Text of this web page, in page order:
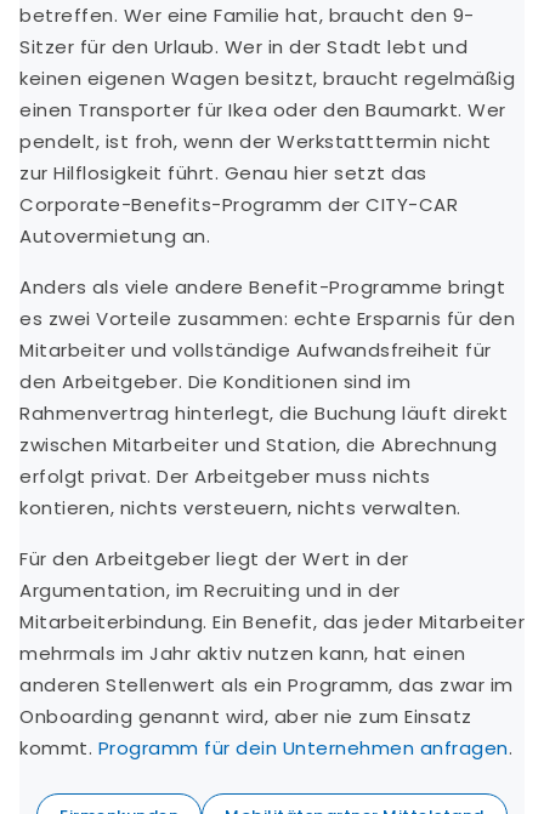
betreffen. Wer eine Familie hat, braucht den 9-
Sitzer für den Urlaub. Wer in der Stadt lebt und
keinen eigenen Wagen besitzt, braucht regelmäßig
einen Transporter für Ikea oder den Baumarkt. Wer
pendelt, ist froh, wenn der Werkstatttermin nicht
zur Hilflosigkeit führt. Genau hier setzt das
Corporate-Benefits-Programm der CITY-CAR
Autovermietung an.
Anders als viele andere Benefit-Programme bringt
es zwei Vorteile zusammen: echte Ersparnis für den
Mitarbeiter und vollständige Aufwandsfreiheit für
den Arbeitgeber. Die Konditionen sind im
Rahmenvertrag hinterlegt, die Buchung läuft direkt
zwischen Mitarbeiter und Station, die Abrechnung
erfolgt privat. Der Arbeitgeber muss nichts
kontieren, nichts versteuern, nichts verwalten.
Für den Arbeitgeber liegt der Wert in der
Argumentation, im Recruiting und in der
Mitarbeiterbindung. Ein Benefit, das jeder Mitarbeiter
mehrmals im Jahr aktiv nutzen kann, hat einen
anderen Stellenwert als ein Programm, das zwar im
Onboarding genannt wird, aber nie zum Einsatz
kommt. Programm für dein Unternehmen anfragen.